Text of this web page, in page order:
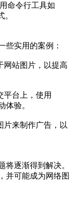
命令行工具如
些实用的案例：
网站图片，以提高
平台上，使用
体验。
片来制作广告，以
将逐渐得到解决。
并可能成为网络图